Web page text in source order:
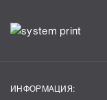
ИНФОРМАЦИЯ: